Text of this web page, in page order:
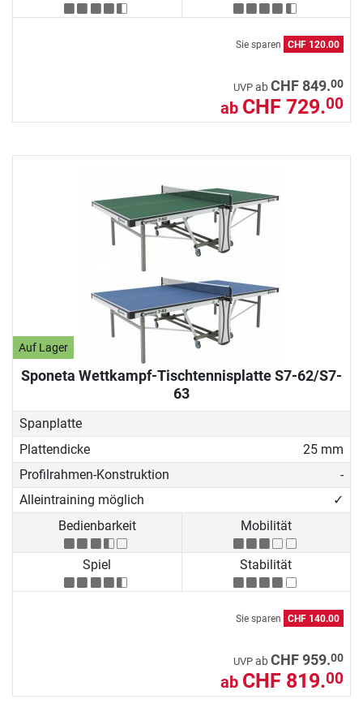
Sie sparen CHF 120.00
UVP abCHF 849.00
ab CHF 729.00
Auf Lager
Sponeta Wettkampf-Tischtennisplatte S7-62/S7-
63
Spanplatte
Plattendicke
25 mm
Profilrahmen-Konstruktion
-
Alleintraining möglich
✓
Bedienbarkeit
Mobilität
Spiel Stabilität
Sie sparen CHF 140.00
UVP abCHF 959.00
ab CHF 819.00